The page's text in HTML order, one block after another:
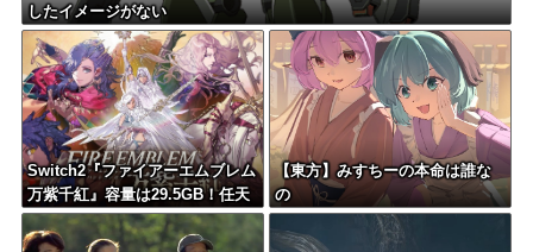
したイメージがない
Switch2『ファイアーエムブレム
万紫千紅』容量は29.5GB！任天
堂ゲーまでｽﾄﾚｰｼﾞ馬鹿食いで容
量圧迫堂に
【東方】みすちーの本命は誰な
の